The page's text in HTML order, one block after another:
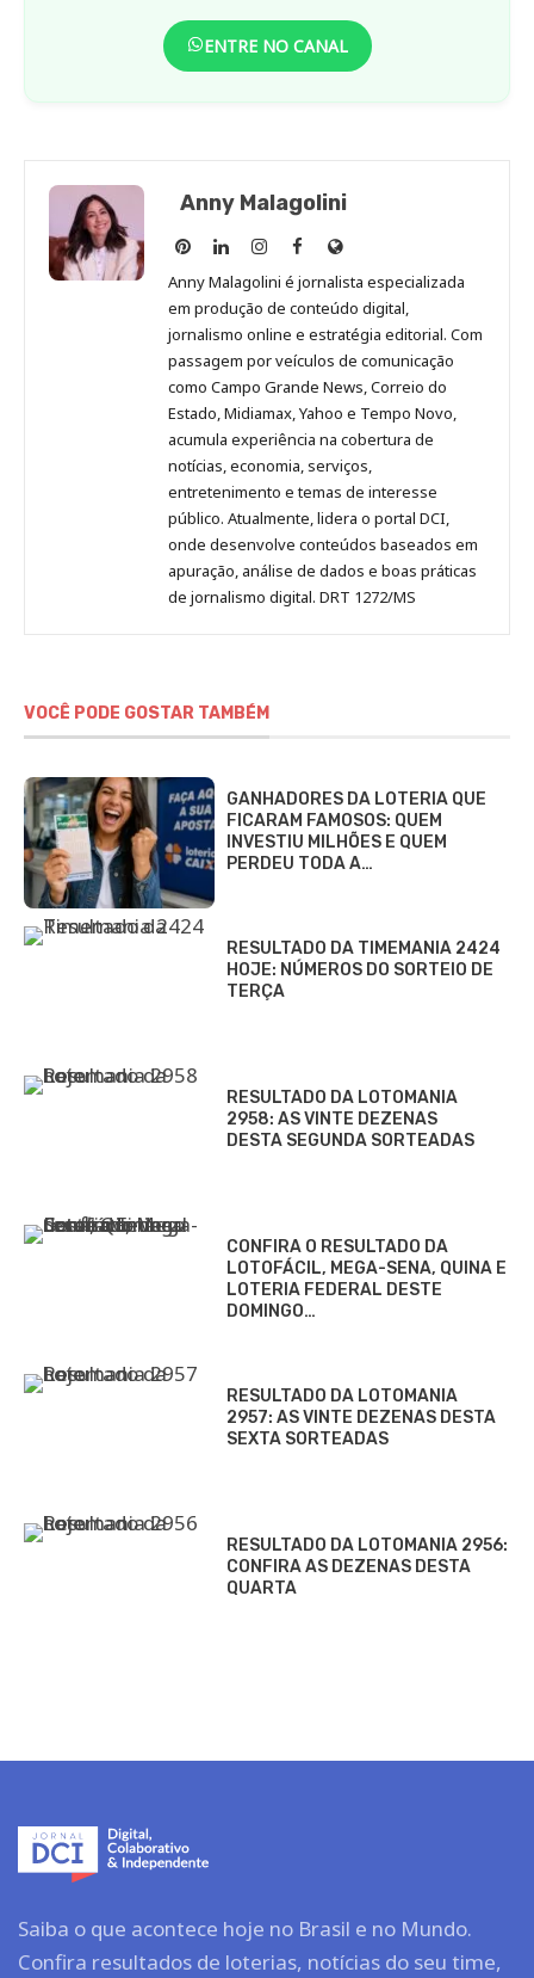
ENTRE NO CANAL
Anny Malagolini
Anny
Malagolini
no
Pinterest
Anny
Malagolini
no
LinkedIn
Anny
Malagolini
no
Instagram
Anny
Malagolini
no
Facebook
Site
de
Anny
Malagolini
Anny Malagolini é jornalista especializada
em produção de conteúdo digital,
jornalismo online e estratégia editorial. Com
passagem por veículos de comunicação
como Campo Grande News, Correio do
Estado, Midiamax, Yahoo e Tempo Novo,
acumula experiência na cobertura de
notícias, economia, serviços,
entretenimento e temas de interesse
público. Atualmente, lidera o portal DCI,
onde desenvolve conteúdos baseados em
apuração, análise de dados e boas práticas
de jornalismo digital. DRT 1272/MS
VOCÊ PODE GOSTAR TAMBÉM
GANHADORES DA LOTERIA QUE
FICARAM FAMOSOS: QUEM
INVESTIU MILHÕES E QUEM
PERDEU TODA A…
RESULTADO DA TIMEMANIA 2424
HOJE: NÚMEROS DO SORTEIO DE
TERÇA
RESULTADO DA LOTOMANIA
2958: AS VINTE DEZENAS
DESTA SEGUNDA SORTEADAS
CONFIRA O RESULTADO DA
LOTOFÁCIL, MEGA-SENA, QUINA E
LOTERIA FEDERAL DESTE
DOMINGO…
RESULTADO DA LOTOMANIA
2957: AS VINTE DEZENAS DESTA
SEXTA SORTEADAS
RESULTADO DA LOTOMANIA 2956:
CONFIRA AS DEZENAS DESTA
QUARTA
Saiba o que acontece hoje no Brasil e no Mundo.
Confira resultados de loterias, notícias do seu time,